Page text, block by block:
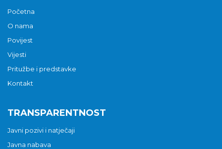
Početna
O nama
Povijest
Vijesti
Pritužbe i predstavke
Kontakt
TRANSPARENTNOST
Javni pozivi i natječaji
Javna nabava